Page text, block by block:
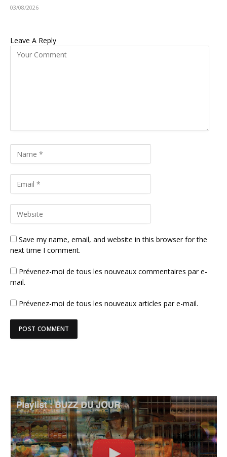
03/08/2026
Leave A Reply
Save my name, email, and website in this browser for the
next time I comment.
Prévenez-moi de tous les nouveaux commentaires par e-
mail.
Prévenez-moi de tous les nouveaux articles par e-mail.